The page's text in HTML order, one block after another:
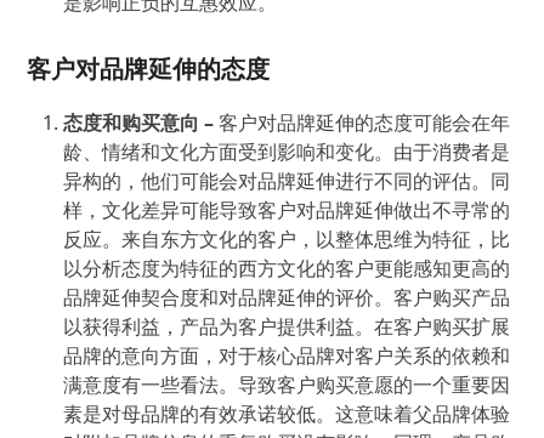
客户对品牌延伸的态度
态度和购买意向 –客户对品牌延伸的态度可能会在年
龄、情绪和文化方面受到影响和变化。由于消费者是
异构的，他们可能会对品牌延伸进行不同的评估。同
样，文化差异可能导致客户对品牌延伸做出不寻常的
反应。来自东方文化的客户，以整体思维为特征，比
以分析态度为特征的西方文化的客户更能感知更高的
品牌延伸契合度和对品牌延伸的评价。客户购买产品
以获得利益，产品为客户提供利益。在客户购买扩展
品牌的意向方面，对于核心品牌对客户关系的依赖和
满意度有一些看法。导致客户购买意愿的一个重要因
素是对母品牌的有效承诺较低。这意味着父品牌体验